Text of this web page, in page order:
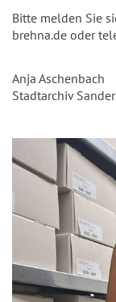
Bitte melden Sie
brehna.de oder
Anja Aschenbach
Stadtarchiv